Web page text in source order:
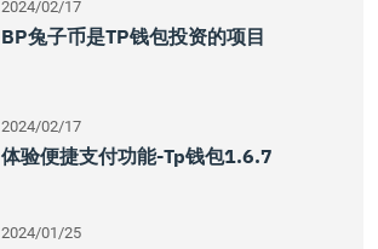
2024/02/17
BP兔子币是TP钱包投资的项目
2024/02/17
体验便捷支付功能-Tp钱包1.6.7
2024/01/25